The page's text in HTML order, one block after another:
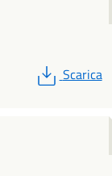
PDF
Scarica